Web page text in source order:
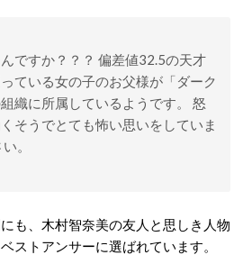
ですか？？？ 偏差値32.5の天才
ている女の子のお父様が「ダーク
織に所属しているようです。 怒
そうでとても怖い思いをしていま
。
も、木村智奈美の友人と思しき人物
ストアンサーに選ばれています。